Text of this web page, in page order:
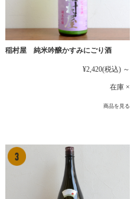
稲村屋 純米吟醸かすみにごり酒
¥2,420(税込) ～
在庫 ×
商品を見る